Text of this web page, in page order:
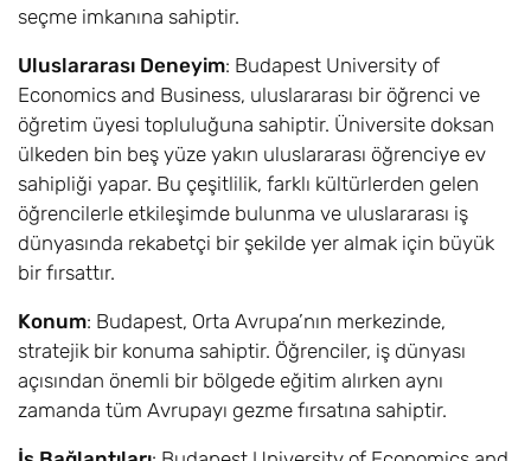
seçme imkanına sahiptir.
Uluslararası Deneyim: Budapest University of
Economics and Business, uluslararası bir öğrenci ve
öğretim üyesi topluluğuna sahiptir. Üniversite doksan
ülkeden bin beş yüze yakın uluslararası öğrenciye ev
sahipliği yapar. Bu çeşitlilik, farklı kültürlerden gelen
öğrencilerle etkileşimde bulunma ve uluslararası iş
dünyasında rekabetçi bir şekilde yer almak için büyük
bir fırsattır.
Konum: Budapest, Orta Avrupa’nın merkezinde,
stratejik bir konuma sahiptir. Öğrenciler, iş dünyası
açısından önemli bir bölgede eğitim alırken aynı
zamanda tüm Avrupayı gezme fırsatına sahiptir.